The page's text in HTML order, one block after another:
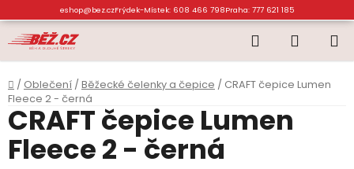
na
obsah
eshop@bez.czFrýdek-Místek: 608 466 798Praha: 777 621 185
Hledat
KOŠÍK
Domů
/ Oblečení / Běžecké čelenky a čepice / CRAFT čepice Lumen
Fleece 2 - černá
CRAFT čepice Lumen
Fleece 2 - černá